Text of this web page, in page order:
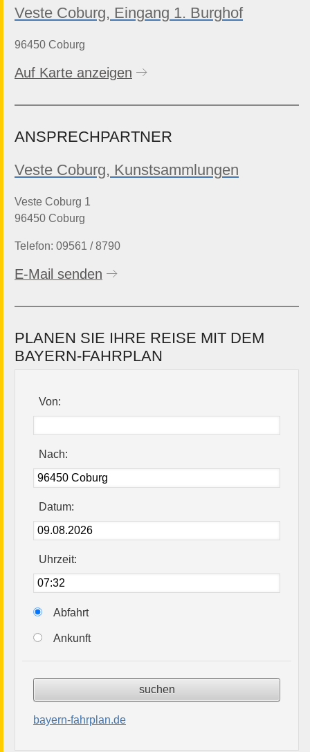
Veste Coburg, Eingang 1. Burghof
96450 Coburg
Auf Karte anzeigen
ANSPRECHPARTNER
Veste Coburg, Kunstsammlungen
Veste Coburg 1
96450 Coburg
Telefon: 09561 / 8790
E-Mail senden
PLANEN SIE IHRE REISE MIT DEM
BAYERN-FAHRPLAN
Von:
Nach:
Datum:
Uhrzeit:
Abfahrt
Ankunft
bayern-fahrplan.de